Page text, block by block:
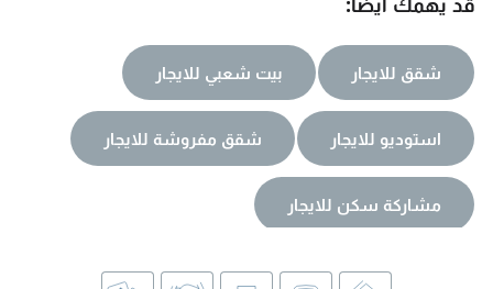
شقق للايجار بيت شعبي للايجار
استوديو للايجار شقق مفروشة للايجار
مشاركة سكن للايجار